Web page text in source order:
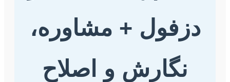
دزفول + مشاوره،
نگارش و اصلاح